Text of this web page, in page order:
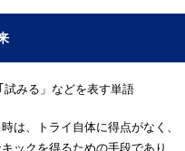
試みる」などを表す単語
は、トライ自体に得点がなく、
ックを得るための手段であり、